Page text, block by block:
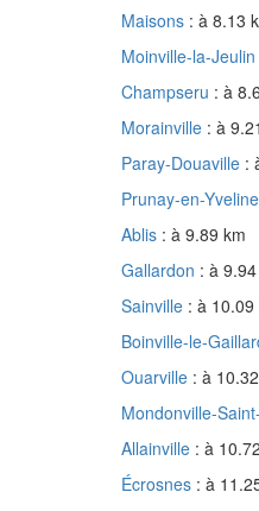
Maisons : à 8.13
Moinville-la-Jeulin
Champseru : à
Morainville : à
Paray-Douaville :
Prunay-en-
Ablis : à 9.89 km
Gallardon : à
Sainville : à 10.09
Boinville-le-
Ouarville : à
Mondonville-
Allainville : à
Écrosnes : à